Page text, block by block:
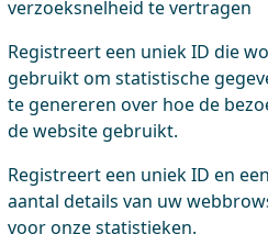
verzoeksnelheid te vertragen
Registreert een uniek ID die
gebruikt om statistische
te genereren over hoe de
de website gebruikt.
Registreert een uniek ID en
aantal details van uw
voor onze statistieken.